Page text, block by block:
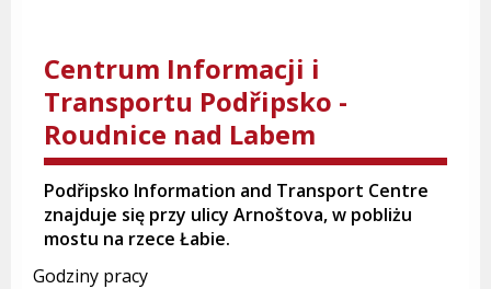
Centrum Informacji i
Transportu Podřipsko -
Roudnice nad Labem
Podřipsko Information and Transport Centre
znajduje się przy ulicy Arnoštova, w pobliżu
mostu na rzece Łabie.
Godziny pracy